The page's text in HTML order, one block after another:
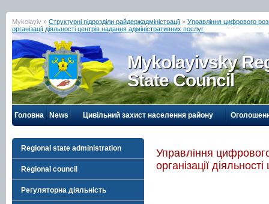
Mykolayiv » Структурні підрозділи райдержадміністрації » Управління цифрового
організації діяльності центрів надання адміністративних послуг
Mykolayivsky
State Council
Головна News Цивільний захист населення району
Regional state administration
Regional council
Регуляторна діяльність
Управління
організації